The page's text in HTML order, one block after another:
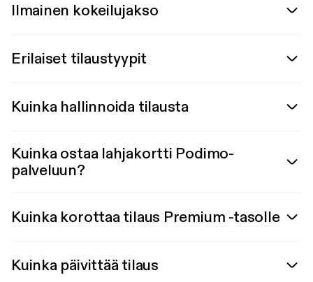
Ilmainen kokeilujakso
Erilaiset tilaustyypit
Kuinka hallinnoida tilausta
Kuinka ostaa lahjakortti Podimo-
palveluun?
Kuinka korottaa tilaus Premium -tasolle
Kuinka päivittää tilaus